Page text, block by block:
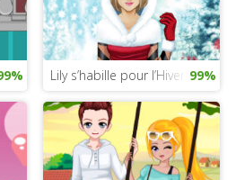
Lily s’habille pour l’Hiver 99%